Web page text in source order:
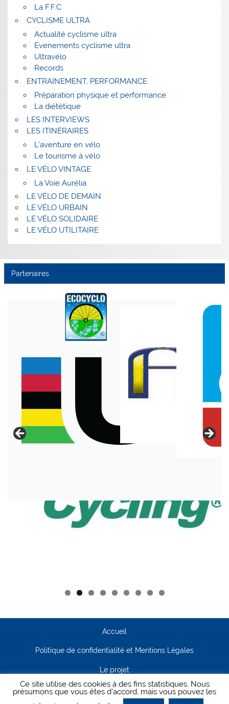
La F.F.C
CYCLISME ULTRA
Actualité cyclisme ultra
Evenements cyclisme ultra
Ultravélo
Records
ENTRAINEMENT, PERFORMANCE
Préparation physique et performance
La diététique
LES INTERVIEWS
LES ITINÉRAIRES
L’aventure en vélo
Le tourisme à vélo
LE VÉLO VINTAGE
La Voie Aurélia
LE VÉLO DE DEMAIN
LE VÉLO URBAIN
LE VÉLO SOLIDAIRE
LE VÉLO UTILITAIRE
Partenaires
Accueil
Politique de confidentialité et Mentions Légales
Le projet
Contact
Ce site utilise des cookies à des fins statistiques. Nous
présumons que vous êtes d'accord, mais vous pouvez les